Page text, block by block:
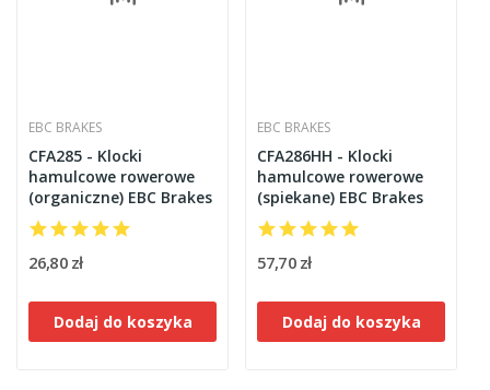
EBC BRAKES
CFA285 - Klocki
hamulcowe rowerowe
(organiczne) EBC Brakes
26,80 zł
Dodaj do koszyka
EBC BRAKES
CFA286HH - Klocki
hamulcowe rowerowe
(spiekane) EBC Brakes
57,70 zł
Dodaj do koszyka